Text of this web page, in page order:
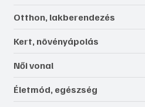
Otthon, lakberendezés
Kert, növényápolás
Női vonal
Életmód, egészség